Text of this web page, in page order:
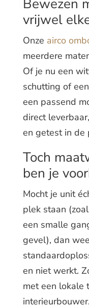
Bewezen
vrijwel
Onze airco
meerdere
Of je nu een
schutting of
een passend
direct
en getest in de
Toch
ben je
Mocht je unit
plek staan
een smalle
gevel), dan
en niet werkt.
met een lokale